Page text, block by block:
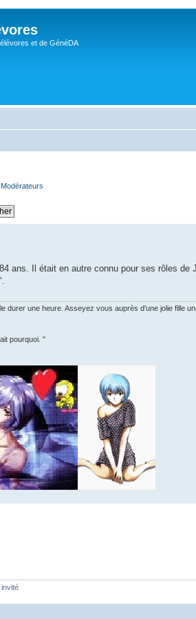
et de GénéDA
Modérateurs
ans. Il était en autre connu pour ses rôles
durer une heure. Asseyez vous auprès d'une jolie fille
pourquoi. "